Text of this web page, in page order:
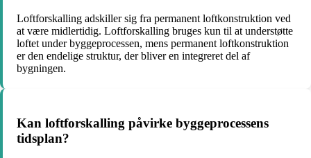
Loftforskalling adskiller sig fra permanent loftkonstruktion ved
at være midlertidig. Loftforskalling bruges kun til at understøtte
loftet under byggeprocessen, mens permanent loftkonstruktion
er den endelige struktur, der bliver en integreret del af
bygningen.
Kan loftforskalling påvirke byggeprocessens
tidsplan?